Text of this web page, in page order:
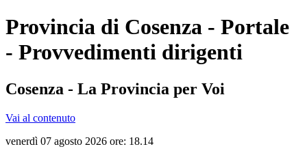
Provincia di Cosenza - Portale
- Provvedimenti dirigenti
Cosenza - La Provincia per Voi
Vai al contenuto
venerdì 07 agosto 2026 ore: 18.14